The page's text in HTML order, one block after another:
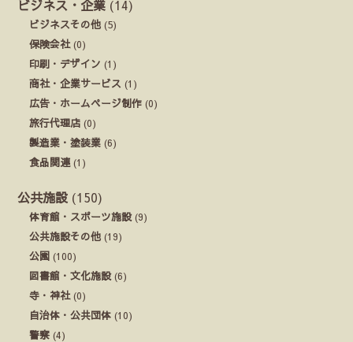
ビジネス・企業 (14)
ビジネスその他 (5)
保険会社(0)
印刷・デザイン (1)
商社・企業サービス (1)
広告・ホームページ制作 (0)
旅行代理店 (0)
製造業・塗装業 (6)
食品関連 (1)
公共施設 (150)
体育館・スポーツ施設(9)
公共施設その他 (19)
公園 (100)
図書館・文化施設(6)
寺・神社(0)
自治体・公共団体 (10)
警察 (4)